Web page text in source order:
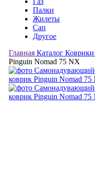
Палки
Жилеты
Сап
Другое
Главная Каталог Коврики
Pinguin Nomad 75 NX